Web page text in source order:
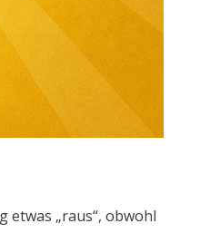
etwas „raus“, obwohl